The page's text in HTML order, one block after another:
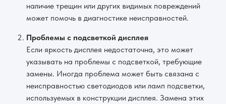
наличие трещин или других видимых повреждений
может помочь в диагностике неисправностей.
Проблемы с подсветкой дисплея
Если яркость дисплея недостаточна, это может
указывать на проблемы с подсветкой, требующие
замены. Иногда проблема может быть связана с
неисправностью светодиодов или ламп подсветки,
используемых в конструкции дисплея. Замена этих